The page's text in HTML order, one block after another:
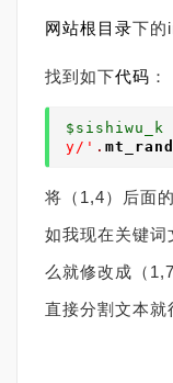
网站根目录下的
找到如下代码 ：
$sishiwu_k
y/' . mt_rand
将（1,4）后面
如我现在关键词
么就修改成（
直接分割文本就